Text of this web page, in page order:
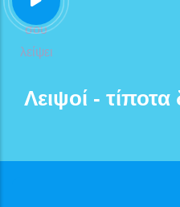
Λειψοί -